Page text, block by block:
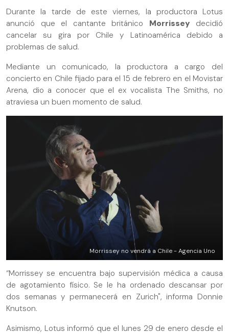
Durante la tarde de este viernes, la productora Lotus
anunció que el cantante británico Morrissey decidió
cancelar su gira por Chile y Latinoamérica debido a
problemas de salud.
Mediante un comunicado, la productora a cargo del
concierto en Chile fijado para el 15 de febrero en el Movistar
Arena, dio a conocer que el ex vocalista The Smiths, no
atraviesa un buen momento de salud.
Morrissey no vendrá a Chile - Agencia Uno
“Morrissey se encuentra bajo supervisión médica a causa
de agotamiento físico. Se le ha ordenado descansar por
dos semanas y permanecerá en Zurich", informa Donnie
Knutson.
Asimismo, Lotus informó que el lunes 29 de enero desde el